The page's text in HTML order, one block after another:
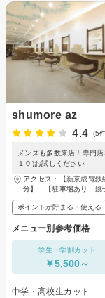
shumore az
4.4
(5
メンズも多数来店！専門
１０)お試しください
アクセス：【新京成電
分】 【駐車場あり 銚
ポイントが貯まる・使える
メニュー別参考価格
学生・学割カット
￥5,500～
中学・高校生カット